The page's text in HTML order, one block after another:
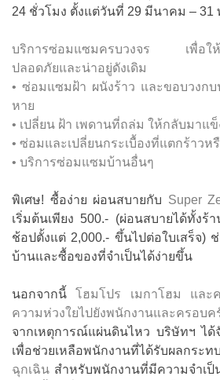
24 ชั่วโมง ตั้งแต่วันที่ 29 มีนาคม –
บริการซ่อมแซมครบวงจร เพื่อให้
ปลอดภัยและน่าอยู่ดังเดิม
• ซ่อมแซมฝ้า ผนังร้าว และขอบวงกบ
หาย
• เปลี่ยน ฝ้า เพดานที่ถล่ม ให้กลับมาแข็
• ซ่อมและเปลี่ยนกระเบื้องที่แตกร้าวห
• บริการซ่อมแซมบ้านอื่นๆ
พิเศษ! ซื้อง่าย ผ่อนสบายกับ Super
เริ่มต้นเพียง 500.- (ผ่อนสบายได้ทั้งร้
ช้อปตั้งแต่ 2,000.- ขึ้นไปต่อใบเสร็จ)
บ้านและซื้อของที่จำเป็นได้ง่ายขึ้น
นอกจากนี้โฮมโปร เมกาโฮม และ
ความห่วงใยไปยังพนักงานและครอบค
จากเหตุการณ์แผ่นดินไหว บริษัทฯ ได้
เพื่อช่วยเหลือพนักงานที่ได้รับผลกร
ฉุกเฉิน สำหรับพนักงานที่มีความจำเป็